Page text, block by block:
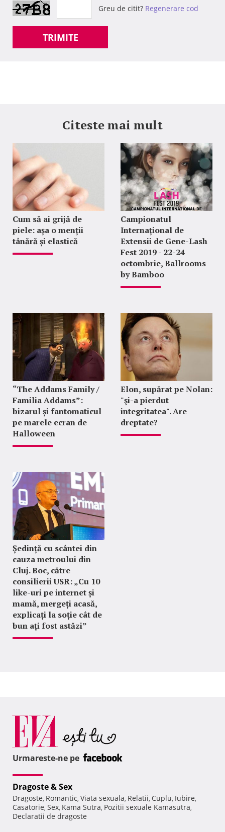
Greu de citit? Regenerare cod
TRIMITE
Citeste mai mult
Cum să ai grijă de
piele: așa o menții
tânără și elastică
Campionatul
Internațional de
Extensii de Gene-Lash
Fest 2019 - 22-24
octombrie, Ballrooms
by Bamboo
“The Addams Family /
Familia Addams”:
bizarul și fantomaticul
pe marele ecran de
Halloween
Elon, supărat pe Nolan:
"şi-a pierdut
integritatea". Are
dreptate?
Ședință cu scântei din
cauza metroului din
Cluj. Boc, către
consilierii USR: „Cu 10
like-uri pe internet și
mamă, mergeți acasă,
explicați la soție cât de
bun ați fost astăzi”
Urmareste-ne pe
Dragoste & Sex
Dragoste, Romantic, Viata sexuala, Relatii, Cuplu, Iubire,
Casatorie, Sex, Kama Sutra, Pozitii sexuale Kamasutra,
Declaratii de dragoste